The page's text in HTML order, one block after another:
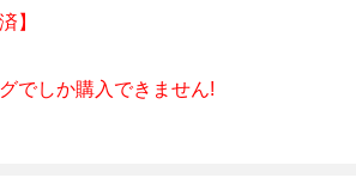
】
でしか購入できません!